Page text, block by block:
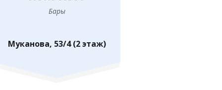
Бары
Муканова, 53/4 (2 этаж)